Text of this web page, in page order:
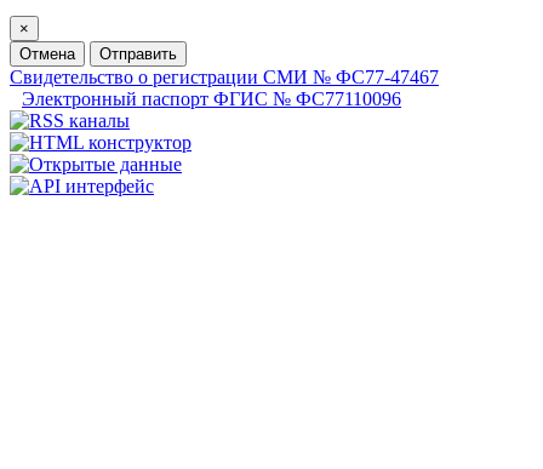
×
Отмена
Отправить
Свидетельство о регистрации СМИ № ФС77-47467
Электронный паспорт ФГИС № ФС77110096